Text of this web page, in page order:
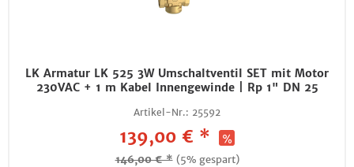
LK Armatur LK 525 3W Umschaltventil SET mit Motor
230VAC + 1 m Kabel Innengewinde | Rp 1" DN 25
Artikel-Nr.: 25592
139,00 € *
146,00 € * (5% gespart)